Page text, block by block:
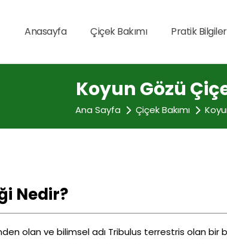
Anasayfa Çiçek Bakımı Pratik Bilgiler
Koyun Gözü
Ana Sayfa Çiçek Bakımı
Nedir?
olan ve bilimsel adı Tribulus terrestris olan bir